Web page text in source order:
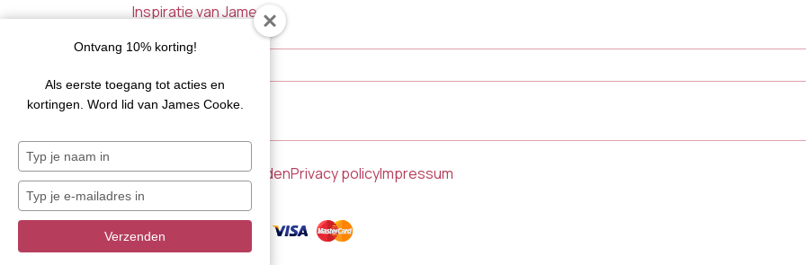
Inspiratie van James
Algemene voorwaardenPrivacy policyImpressum
Ontvang 10% korting!
Als eerste toegang tot acties en
kortingen. Word lid van James Cooke.
je
naam
in
Typ
je
Verzenden